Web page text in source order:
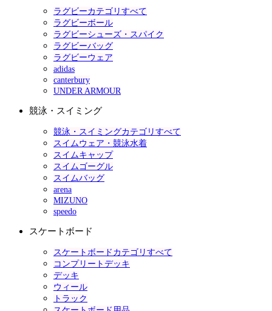
ラグビーカテゴリすべて
ラグビーボール
ラグビーシューズ・スパイク
ラグビーバッグ
ラグビーウェア
adidas
canterbury
UNDER ARMOUR
競泳・スイミング
競泳・スイミングカテゴリすべて
スイムウェア・競泳水着
スイムキャップ
スイムゴーグル
スイムバッグ
arena
MIZUNO
speedo
スケートボード
スケートボードカテゴリすべて
コンプリートデッキ
デッキ
ウィール
トラック